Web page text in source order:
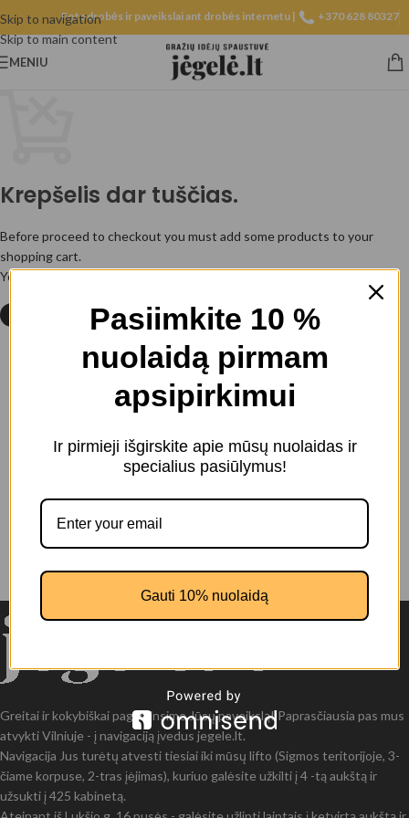
Skip to navigation
Skip to main content
Fotodrobės ir paveikslai ant drobės internetu | +370 628 80327
MENIU
Krepšelis dar tuščias.
Before proceed to checkout you must add some products to your
shopping cart.
You will find a lot of interesting products on our "Shop" page.
GRĮŽTI Į PARDUOTUVĘ
Greitai ir kokybiškai pagaminsime Jūsų paveikslą! Paprasčiausia pas mus
atvykti Vilniuje - į navigaciją įvedus jegele.lt.
Navigacija Jus turėtų atvesti tiesiai iki mūsų lifto (Sigmos teritorijoje, 3-
čiame korpuse, 2-tras įėjimas), kuriuo galėsite užkilti į 4 -tą aukštą ir
užsukti į 425 kabinetą.
Pasiimkite 10 %
nuolaidą pirmam
apsipirkimui
Ir pirmieji išgirskite apie mūsų nuolaidas ir
specialius pasiūlymus!
Gauti 10% nuolaidą